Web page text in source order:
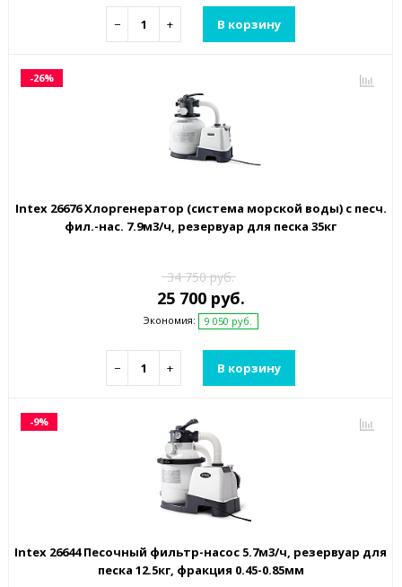
− + В корзину
-26%
Intex 26676 Хлоргенератор (система морской воды) с песч.
фил.-нас. 7.9м3/ч, резервуар для песка 35кг
34 750 руб.
25 700 руб.
Экономия: 9 050 руб.
− + В корзину
-9%
Intex 26644 Песочный фильтр-насос 5.7м3/ч, резервуар для
песка 12.5кг, фракция 0.45-0.85мм